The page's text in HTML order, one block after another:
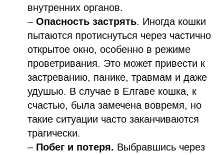
внутренних органов.
– Опасность застрять. Иногда кошки
пытаются протиснуться через частично
открытое окно, особенно в режиме
проветривания. Это может привести к
застреванию, панике, травмам и даже
удушью. В случае в Елгаве кошка, к
счастью, была замечена вовремя, но
такие ситуации часто заканчиваются
трагически.
– Побег и потеря. Выбравшись через